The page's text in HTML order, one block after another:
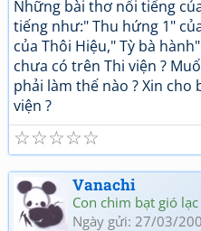
Những bài thơ nổi tiếng
tiếng như:" Thu hứng 1"
của Thôi Hiệu," Tỳ bà
chưa có trên Thi viện ?
phải làm thế nào ? Xin cho
viện ?
☆
☆
☆
☆
☆
Vanachi
Con chim bạt gió
Ngày gửi: 27/03/